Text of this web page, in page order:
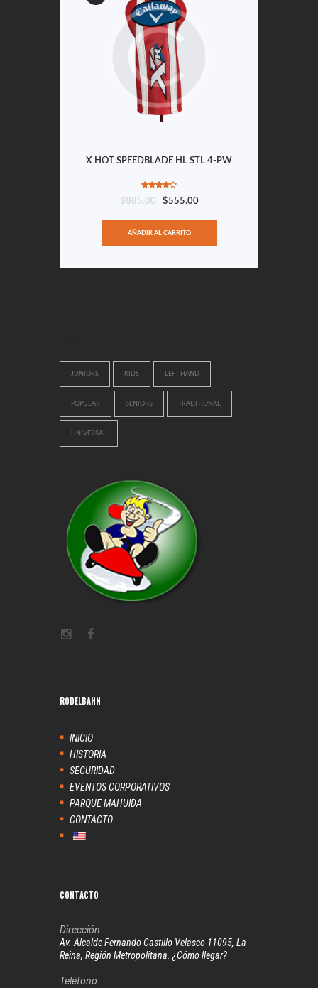
X HOT SPEEDBLADE HL STL 4-PW
Valorado
en
$885.00 $555.00
AÑADIR AL CARRITO
JUNIORS KIDS LEFT HAND
POPULAR SENIORS TRADITIONAL
UNIVERSAL
RODELBAHN
INICIO
HISTORIA
SEGURIDAD
EVENTOS CORPORATIVOS
PARQUE MAHUIDA
CONTACTO
CONTACTO
Dirección:
Av. Alcalde Fernando Castillo Velasco 11095, La
Reina, Región Metropolitana. ¿Cómo llegar?
Teléfono: